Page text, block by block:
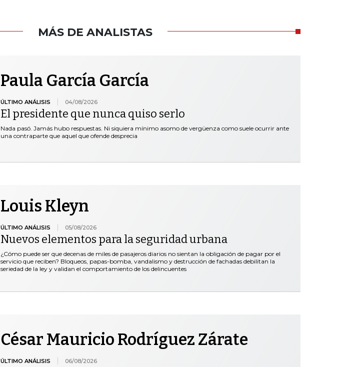
MÁS DE ANALISTAS
Paula García García
ÚLTIMO ANÁLISIS 04/08/2026
El presidente que nunca quiso serlo
Nada pasó. Jamás hubo respuestas. Ni siquiera mínimo asomo de vergüenza como suele ocurrir ante
una contraparte que aquel que ofende desprecia
Louis Kleyn
ÚLTIMO ANÁLISIS 05/08/2026
Nuevos elementos para la seguridad urbana
¿Cómo puede ser que decenas de miles de pasajeros diarios no sientan la obligación de pagar por el
servicio que reciben? Bloqueos, papas-bomba, vandalismo y destrucción de fachadas debilitan la
seriedad de la ley y validan el comportamiento de los delincuentes
César Mauricio Rodríguez Zárate
ÚLTIMO ANÁLISIS 06/08/2026